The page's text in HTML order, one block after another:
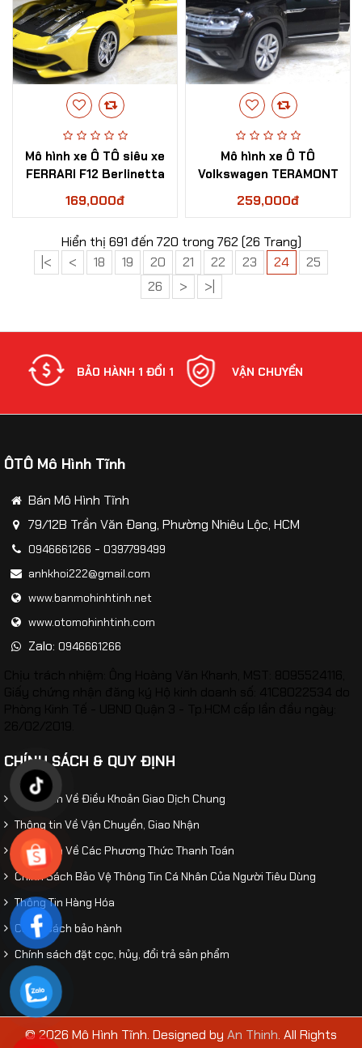
Mô hình xe Ô TÔ siêu xe
FERRARI F12 Berlinetta
tỷ lệ 1:32
169,000đ
Mô hình xe Ô TÔ
Volkswagen TERAMONT
2019 tỷ lệ 1:32
259,000đ
Hiển thị 691 đến 720 trong 762 (26 Trang)
|<
< 18 19 20 21 22 23 24
25
26
> >|
BẢO HÀNH 1 ĐỔI 1 VẬN CHUYỂN
ÔTÔ Mô Hình Tĩnh
Bán Mô Hình Tĩnh
79/12B Trần Văn Đang, Phường Nhiêu Lộc, HCM
0946661266 - 0397799499
anhkhoi222@gmail.com
www.banmohinhtinh.net
www.otomohinhtinh.com
Zalo: 0946661266
CHÍNH SÁCH & QUY ĐỊNH
Thông Tin Về Điều Khoản Giao Dịch Chung
Thông tin Về Vận Chuyển, Giao Nhận
Thông Tin Về Các Phương Thức Thanh Toán
Chính Sách Bảo Vệ Thông Tin Cá Nhân Của Người Tiêu Dùng
Thông Tin Hàng Hóa
Chính sách bảo hành
Chính sách đặt cọc, hủy, đổi trả sản phẩm
© 2026 Mô Hình Tĩnh. Designed by An Thinh. All Rights